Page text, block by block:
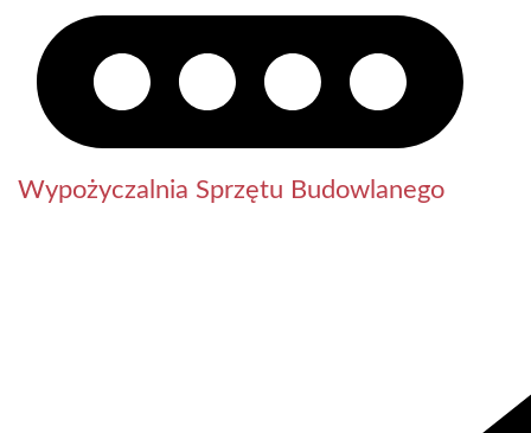
Wypożyczalnia Sprzętu Budowlanego